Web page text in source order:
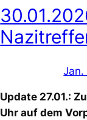
Jan.
Update 27.01.:
Uhr auf dem